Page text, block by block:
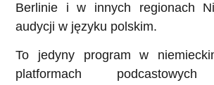
Berlinie i w innych regionach
audycji w języku polskim.
To jedyny program w
platformach podcastowych